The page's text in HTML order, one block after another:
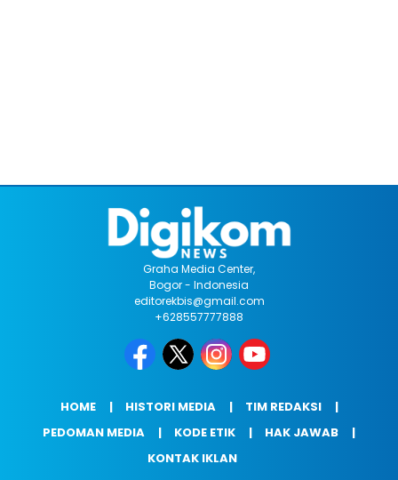
Graha Media Center,
Bogor - Indonesia
editorekbis@gmail.com
+628557777888
HOME HISTORI MEDIA
TIM REDAKSI
PEDOMAN MEDIA
KODE ETIK
HAK JAWAB
KONTAK IKLAN